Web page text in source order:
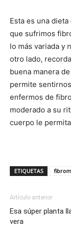
Esta es una
que sufrimos
lo más variada y
otro lado,
buena manera
permite
enfermos de
moderado a su
cuerpo le
ETIQUETAS
Artículo anterior
Esa súper planta
vera